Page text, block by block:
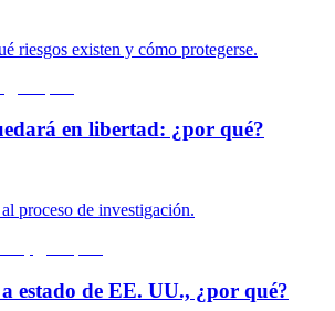
riesgos existen y cómo protegerse.
en libertad: ¿por qué?
proceso de investigación.
estado de EE. UU., ¿por qué?